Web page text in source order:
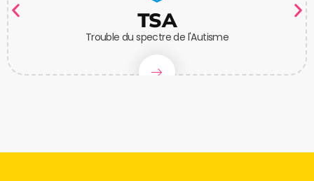
TSA
Trouble du spectre de l'Autisme